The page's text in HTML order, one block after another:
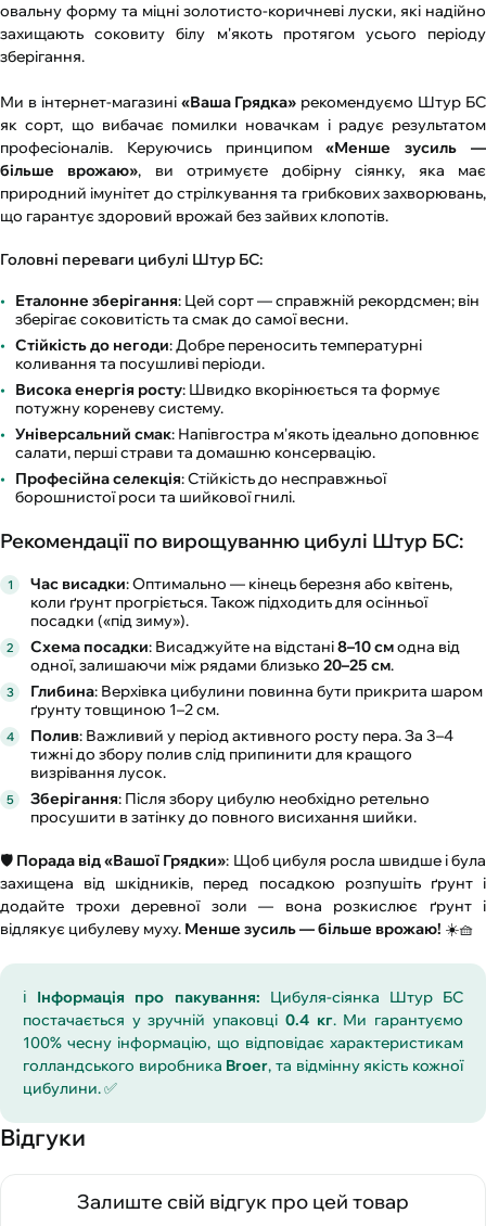
овальну форму та міцні золотисто-коричневі луски, які надійно
захищають соковиту білу м'якоть протягом усього періоду
зберігання.
Ми в інтернет-магазині «Ваша Грядка» рекомендуємо Штур БС
як сорт, що вибачає помилки новачкам і радує результатом
професіоналів. Керуючись принципом«Менше зусиль —
більше врожаю», ви отримуєте добірну сіянку, яка має
природний імунітет до стрілкування та грибкових захворювань,
що гарантує здоровий врожай без зайвих клопотів.
Головні переваги цибулі Штур БС:
Еталонне зберігання: Цей сорт — справжній рекордсмен; він
зберігає соковитість та смак до самої весни.
Стійкість до негоди: Добре переносить температурні
коливання та посушливі періоди.
Висока енергія росту: Швидко вкорінюється та формує
потужну кореневу систему.
Універсальний смак: Напівгостра м'якоть ідеально доповнює
салати, перші страви та домашню консервацію.
Професійна селекція: Стійкість до несправжньої
борошнистої роси та шийкової гнилі.
Рекомендації по вирощуванню цибулі Штур БС:
Час висадки: Оптимально — кінець березня або квітень,
коли ґрунт прогріється. Також підходить для осінньої
посадки («під зиму»).
Схема посадки: Висаджуйте на відстані8–10 смодна від
одної, залишаючи між рядами близько 20–25 см.
Глибина: Верхівка цибулини повинна бути прикрита шаром
ґрунту товщиною 1–2 см.
Полив: Важливий у період активного росту пера. За 3–4
тижні до збору полив слід припинити для кращого
визрівання лусок.
Зберігання: Після збору цибулю необхідно ретельно
просушити в затінку до повного висихання шийки.
🛡️ Порада від «Вашої Грядки»: Щоб цибуля росла швидше і була
захищена від шкідників, перед посадкою розпушіть ґрунт і
додайте трохи деревної золи — вона розкислює ґрунт і
відлякує цибулеву муху. Менше зусиль — більше врожаю! ☀️🧺
ℹ️ Інформація про пакування: Цибуля-сіянка Штур БС
постачається у зручній упаковці 0.4 кг. Ми гарантуємо
100% чесну інформацію, що відповідає характеристикам
голландського виробника Broer, та відмінну якість кожної
цибулини. ✅
Відгуки
Залиште свій відгук про цей товар